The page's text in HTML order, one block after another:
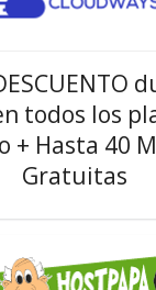
todos los
+ Hasta 40
Gratuitas